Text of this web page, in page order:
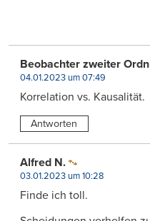
Beobachter zweiter
04.01.2023 um 07:49
Korrelation vs. Kausalität.
Antworten
Alfred N.
03.01.2023 um 10:28
Finde ich toll.